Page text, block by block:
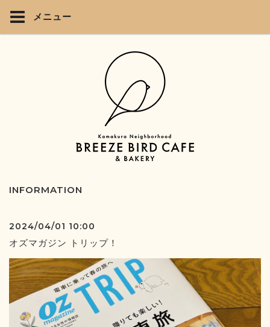
メニュー
INFORMATION
2024/04/01 10:00
オズマガジン トリップ！